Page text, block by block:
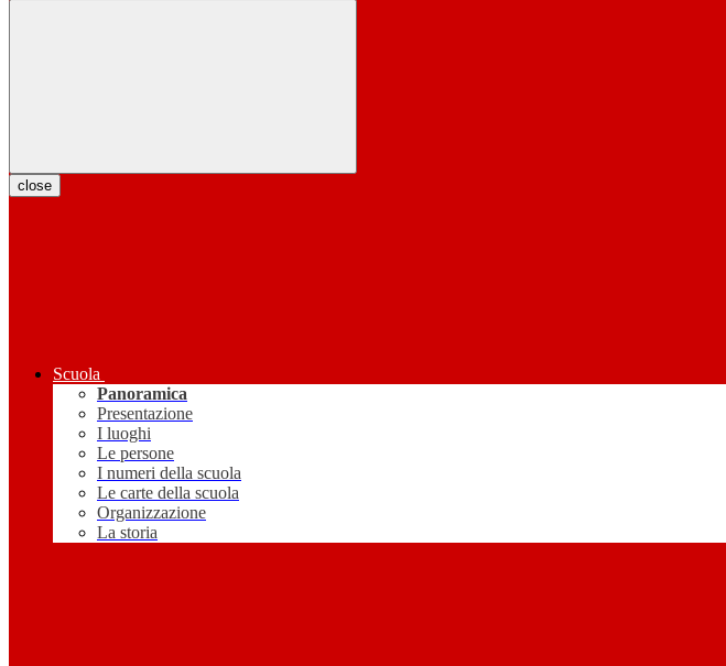
close
Scuola
Panoramica
Presentazione
I luoghi
Le persone
I numeri della scuola
Le carte della scuola
Organizzazione
La storia